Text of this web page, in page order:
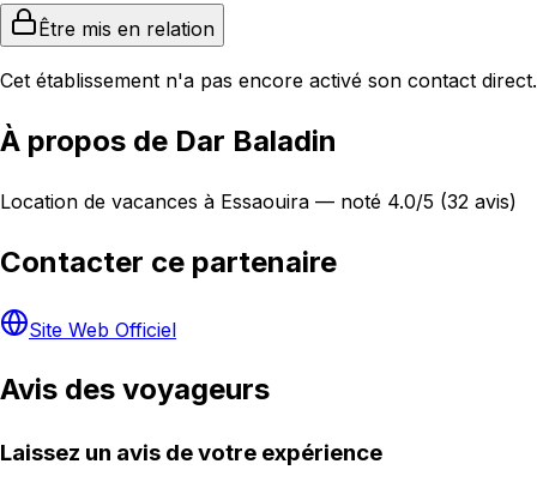
Être mis en relation
Cet établissement n'a pas encore activé son contact direct.
À propos de Dar Baladin
Location de vacances à Essaouira — noté 4.0/5 (32 avis)
Contacter ce partenaire
Site Web Officiel
Avis des voyageurs
Laissez un avis de votre expérience